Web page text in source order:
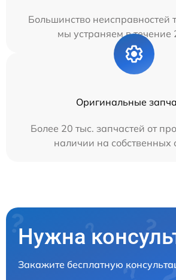
Большинство неисправностей
мы устраняем в течение
Оригинальные
Более 20 тыс. запчастей от
наличии на собственных
Нужна
Закажите бесплатную